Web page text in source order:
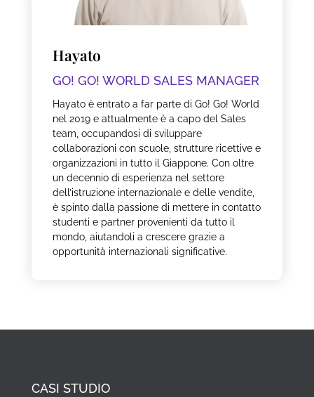
Hayato
GO! GO! WORLD SALES MANAGER
Hayato è entrato a far parte di Go! Go! World
nel 2019 e attualmente è a capo del Sales
team, occupandosi di sviluppare
collaborazioni con scuole, strutture ricettive e
organizzazioni in tutto il Giappone. Con oltre
un decennio di esperienza nel settore
dell’istruzione internazionale e delle vendite,
è spinto dalla passione di mettere in contatto
studenti e partner provenienti da tutto il
mondo, aiutandoli a crescere grazie a
opportunità internazionali significative.
CASI STUDIO